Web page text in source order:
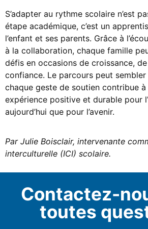
S’adapter au rythme scolaire n’est
étape académique, c’est un
l’enfant et ses parents. Grâce à
à la collaboration, chaque famille
défis en occasions de croissance,
confiance. Le parcours peut
chaque geste de soutien contribue
expérience positive et durable pour
aujourd’hui que pour l’avenir.
Par Julie Boisclair, intervenante
interculturelle (ICI) scolaire.
Contactez-
toutes